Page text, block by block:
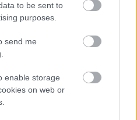
to be sent to
purposes.
send me
enable storage
on web or